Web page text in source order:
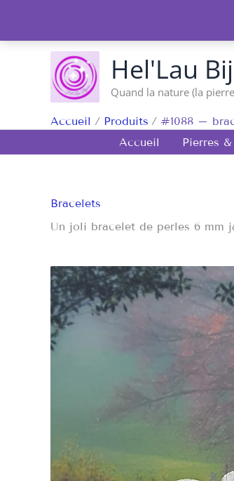
contenu
Hel'Lau
Quand la nature (la
Accueil Produits
#1088 –
Accueil
Pierres
Bracelets
Un joli bracelet de perles 6 mm